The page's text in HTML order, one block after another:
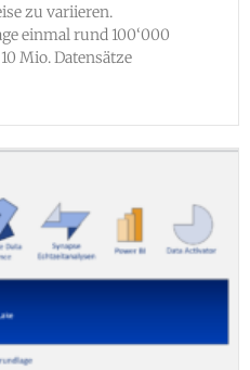
zu variieren.
einmal rund 100‘000
Mio. Datensätze